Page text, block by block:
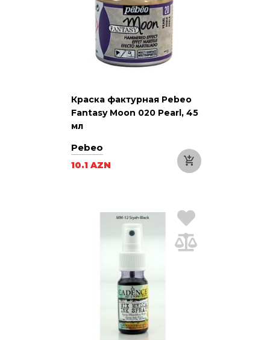
Краска фактурная Pebeo
Fantasy Moon 020 Pearl, 45
мл
Pebeo
10.1 AZN